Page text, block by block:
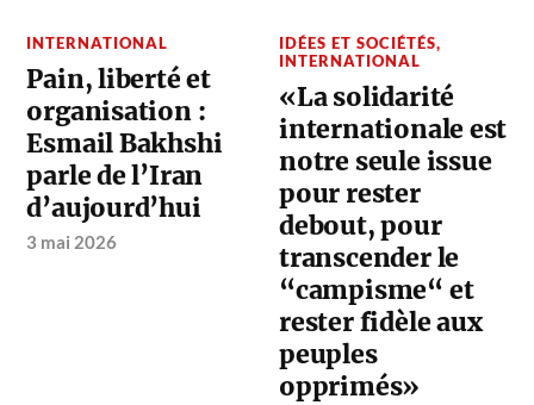
INTERNATIONAL
Pain, liberté et
organisation :
Esmail Bakhshi
parle de l’Iran
d’aujourd’hui
3 mai 2026
IDÉES ET SOCIÉTÉS,
INTERNATIONAL
«La solidarité
internationale est
notre seule issue
pour rester
debout, pour
transcender le
“campisme“ et
rester fidèle aux
peuples
opprimés»